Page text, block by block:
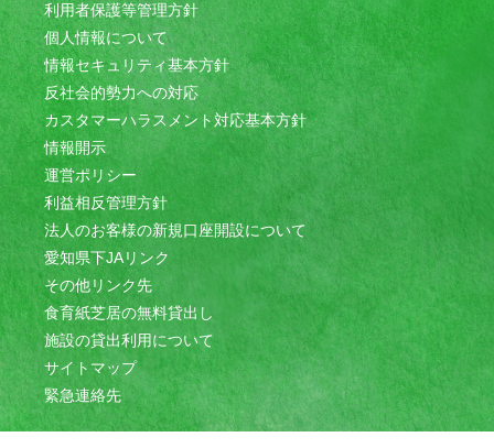
利用者保護等管理方針
個人情報について
情報セキュリティ基本方針
反社会的勢力への対応
カスタマーハラスメント対応基本方針
情報開示
運営ポリシー
利益相反管理方針
法人のお客様の新規口座開設について
愛知県下JAリンク
その他リンク先
食育紙芝居の無料貸出し
施設の貸出利用について
サイトマップ
緊急連絡先